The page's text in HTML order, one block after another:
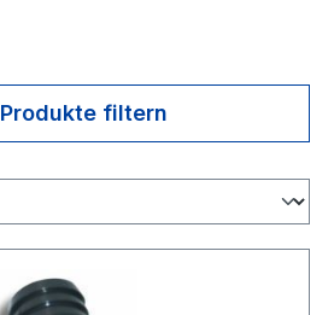
Produkte filtern